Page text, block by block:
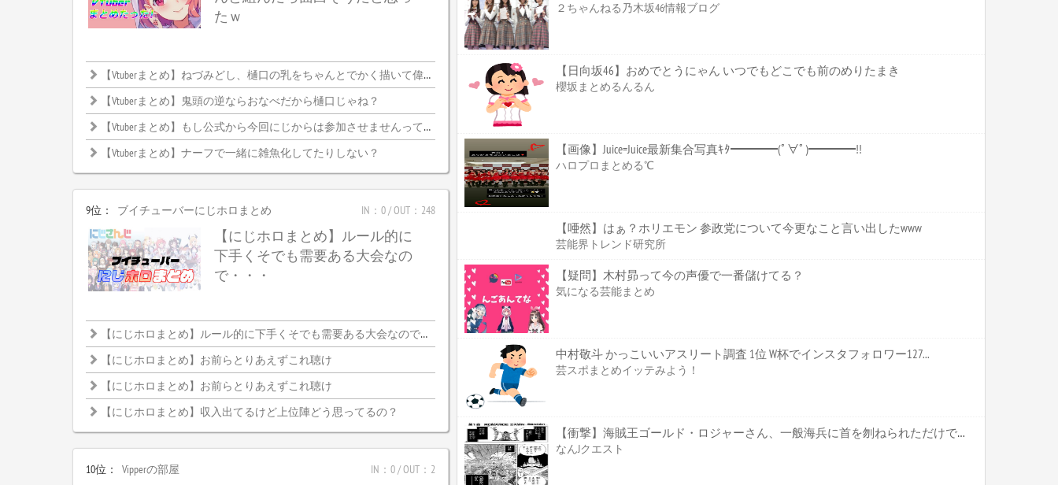
たｗ
【Vtuberまとめ】ねづみどし、樋口の乳をちゃんとでかく描いて偉いぞ?
【Vtuberまとめ】鬼頭の逆ならおなべだから樋口じゃね？
【Vtuberまとめ】もし公式から今回にじからは参加させませんって発表したらどうなるんだろ、CRカップ中止になるんかなにじと絡めないならプロ側としてはなんの利点もないし
【Vtuberまとめ】ナーフで一緒に雑魚化してたりしない？
9位： ブイチューバーにじホロまとめ IN：0 / OUT：248
【にじホロまとめ】ルール的に
下手くそでも需要ある大会なの
で・・・
【にじホロまとめ】ルール的に下手くそでも需要ある大会なので・・・
【にじホロまとめ】お前らとりあえずこれ聴け
【にじホロまとめ】お前らとりあえずこれ聴け
【にじホロまとめ】収入出てるけど上位陣どう思ってるの？
10位： Vipperの部屋 IN：0 / OUT：2
２ちゃんねる乃木坂46情報ブログ
【日向坂46】おめでとうにゃん いつでもどこでも前のめりたまき
櫻坂まとめるんるん
【画像】Juice=Juice最新集合写真ｷﾀ━━━━(ﾟ∀ﾟ)━━━━!!
ハロプロまとめる℃
【唖然】はぁ？ホリエモン 参政党について今更なこと言い出したwww
芸能界トレンド研究所
【疑問】木村昴って今の声優で一番儲けてる？
気になる芸能まとめ
中村敬斗 かっこいいアスリート調査 1位 W杯でインスタフォロワー127...
芸スポまとめイッテみよう！
【衝撃】海賊王ゴールド・ロジャーさん、一般海兵に首を刎ねられただけで死ぬザコだったｗｗｗｗｗｗｗｗｗｗ
なんJクエスト